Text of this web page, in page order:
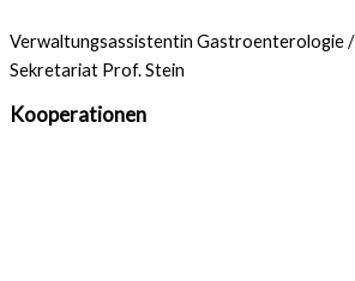
Verwaltungsassistentin Gastroenterologie /
Sekretariat Prof. Stein
Kooperationen